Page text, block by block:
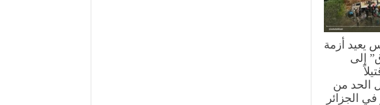
يعيد أزمة
إلى
27 قتيلاً
الحد من
الجزائر